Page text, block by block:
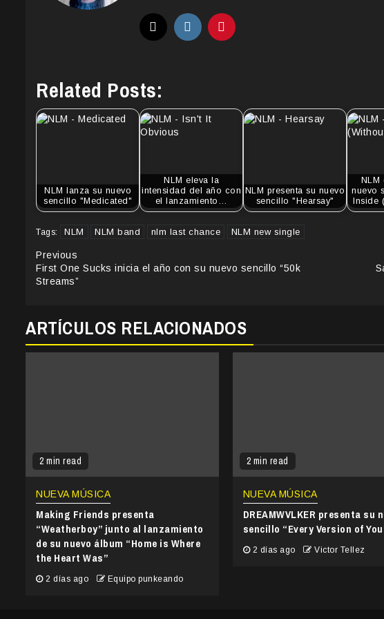
Related Posts:
NLM lanza su nuevo
sencillo "Medicated"
NLM eleva la
intensidad del año con
el lanzamiento…
NLM presenta su nuevo
sencillo "Hearsay"
NLM
nuevo
Inside
Tags: NLM NLM band nlm last chance NLM new single
Continue
Reading
Previous
First One Sucks inicia el año con su nuevo sencillo “50k
Streams”
ARTÍCULOS RELACIONADOS
2 min read
NUEVA MÚSICA
Making Friends presenta
“Weatherboy” junto al lanzamiento
de su nuevo álbum “Home is Where
the Heart Was”
2 días ago Equipo punkeando
2 min read
NUEVA MÚSICA
DREAMWVLKER presenta su
sencillo “Every Version of
2 días ago Victor Tellez